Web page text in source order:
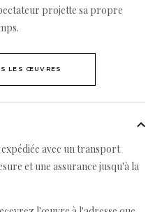
projette sa propre
LES ŒUVRES
avec un transport
et une assurance jusqu'à la